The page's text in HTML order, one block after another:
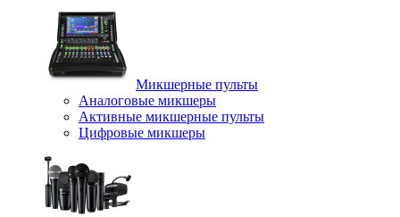
Микшерные пульты
Аналоговые микшеры
Активные микшерные пульты
Цифровые микшеры